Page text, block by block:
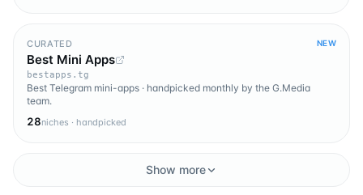
CURATED NEW
Best Mini Apps
bestapps.tg
Best Telegram mini-apps · handpicked monthly by the G.Media
team.
28niches · handpicked
Show more